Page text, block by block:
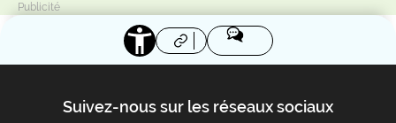
Suivez-nous sur les réseaux sociaux